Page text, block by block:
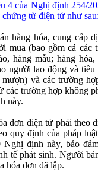
4 của Nghị định 254/
chứng từ điện tử như sau:
hàng hóa, cung cấp
mua (bao gồm cả các
hàng mẫu; hàng
người lao động và
mượn) và các trường
các trường hợp không
này.
đơn điện tử phải theo
quy định của pháp
Nghị định này, bảo
tế phát sinh. Người
hóa đơn đã lập.